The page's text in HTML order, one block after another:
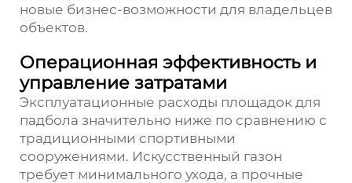
новые бизнес-возможности для владельцев
объектов.
Операционная эффективность и
управление затратами
Эксплуатационные расходы площадок для
падбола значительно ниже по сравнению с
традиционными спортивными
сооружениями. Искусственный газон
требует минимального ухода, а прочные